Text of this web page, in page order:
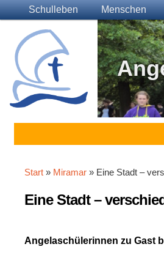
Main menuSkip to primary content
Skip to secondary content
Schulleben Menschen
Start » Miramar » Eine Stadt –
Eine Stadt –
Angelaschülerinnen zu Gast